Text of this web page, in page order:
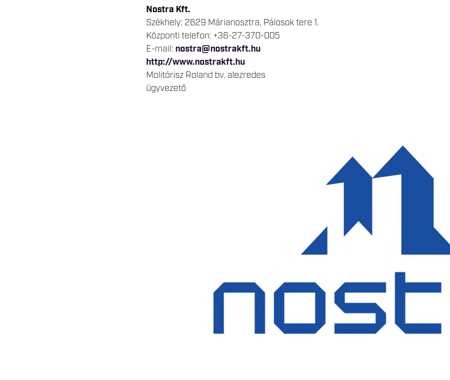
Nostra Kft.
Székhely: 2629 Márianosztra, Pálosok tere 1.
Központi telefon: +36-27-370-005
E-mail: nostra@nostrakft.hu
http://www.nostrakft.hu
Molitórisz Roland bv. alezredes
ügyvezető